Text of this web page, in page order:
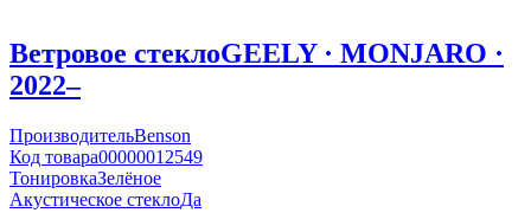
Ветровое стеклоGEELY · MONJARO ·
2022–
ПроизводительBenson
Код товара00000012549
ТонировкаЗелёное
Акустическое стеклоДа